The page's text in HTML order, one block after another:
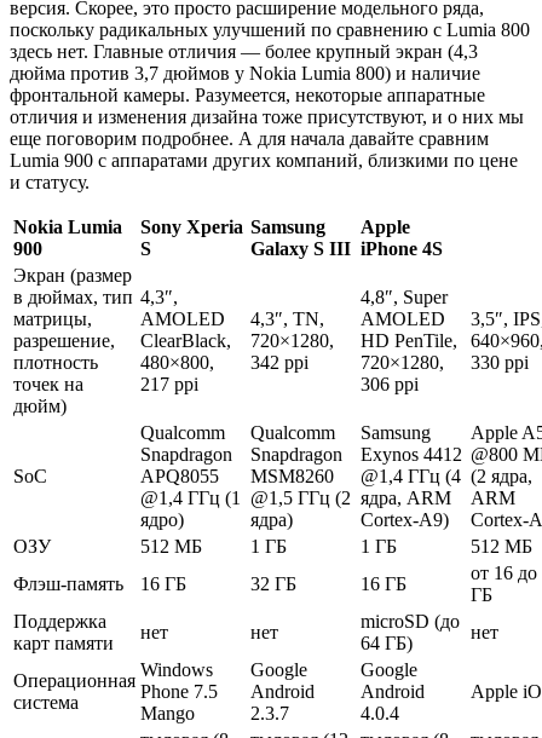
версия. Скорее, это просто расширение модельного ряда,
поскольку радикальных улучшений по сравнению с Lumia 800
здесь нет. Главные отличия — более крупный экран (4,3
дюйма против 3,7 дюймов у Nokia Lumia 800) и наличие
фронтальной камеры. Разумеется, некоторые аппаратные
отличия и изменения дизайна тоже присутствуют, и о них мы
еще поговорим подробнее. А для начала давайте сравним
Lumia 900 с аппаратами других компаний, близкими по цене
и статусу.
Nokia Lumia
900
Sony Xperia
S
Samsung
Galaxy S III
Apple
iPhone 4S
Экран (размер
в дюймах, тип
матрицы,
разрешение,
плотность
точек на
дюйм)
4,3″,
AMOLED
ClearBlack,
480×800,
217 ppi
4,3″, TN,
720×1280,
342 ppi
4,8″, Super
AMOLED
HD PenTile,
720×1280,
306 ppi
3,5″,
330 ppi
SoC
Qualcomm
Snapdragon
APQ8055
@1,4 ГГц (1
ядро)
Qualcomm
Snapdragon
MSM8260
@1,5 ГГц (2
ядра)
Samsung
Exynos 4412
@1,4 ГГц (4
ядра, ARM
Cortex-A9)
Apple
@800
(2 ядра,
ARM
Cortex-
ОЗУ
512 МБ 1 ГБ 1 ГБ
512 МБ
Флэш-память
16 ГБ 32 ГБ 16 ГБ
от 16 до
ГБ
Поддержка
карт памяти
нет нет
microSD (до
64 ГБ)
нет
Операционная
система
Windows
Phone 7.5
Mango
Google
Android
2.3.7
Google
Android
4.0.4
Apple